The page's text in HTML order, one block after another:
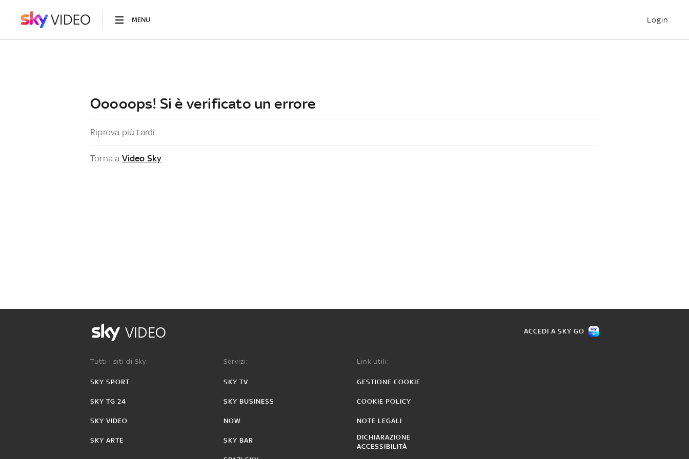
MENU Login
Ooooops! Si è verificato un errore
Riprova più tardi
Torna a Video Sky
VIDEO ACCEDI A SKY GO
Tutti i siti di Sky:
SKY SPORT
SKY TG 24
SKY VIDEO
SKY ARTE
Servizi:
SKY TV
SKY BUSINESS
NOW
SKY BAR
Link utili:
GESTIONE COOKIE
COOKIE POLICY
NOTE LEGALI
DICHIARAZIONE
ACCESSIBILITÀ